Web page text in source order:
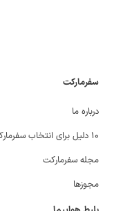
سفرمارکت
درباره ما
۱۰ دلیل برای انتخاب سفرمارکت
مجله سفرمارکت
مجوزها